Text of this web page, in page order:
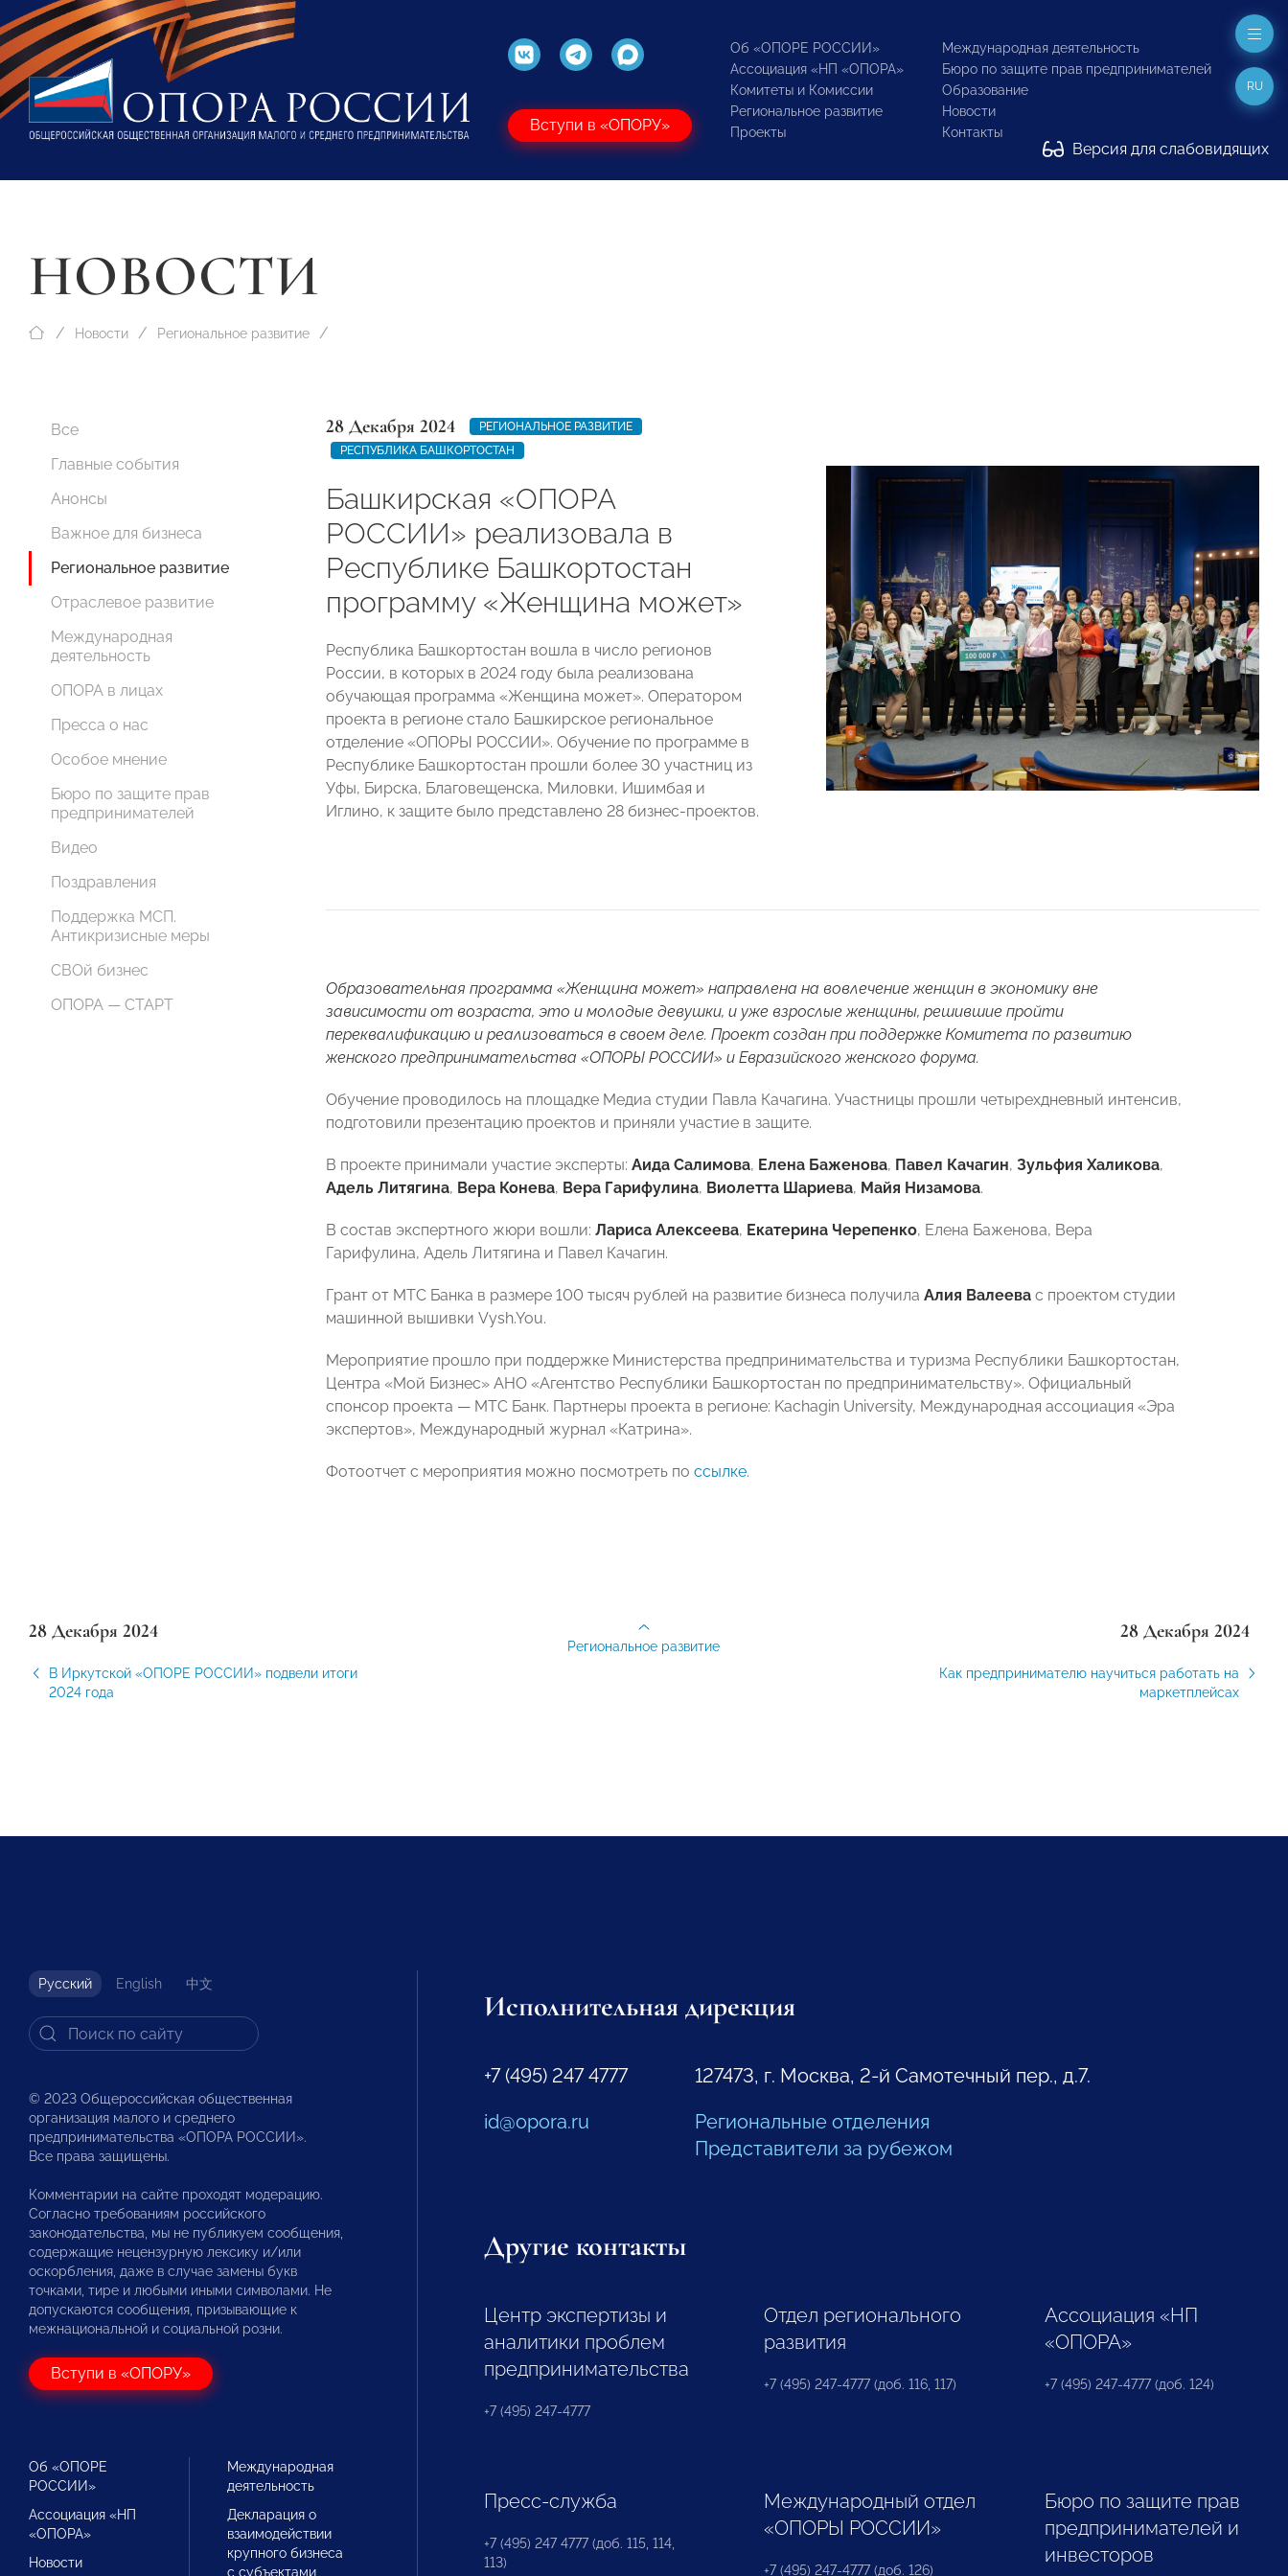
Вступи в «ОПОРУ»
Об «ОПОРЕ РОССИИ»
Ассоциация «НП «ОПОРА»
Комитеты и Комиссии
Региональное развитие
Проекты
Международная деятельность
Бюро по защите прав предпринимателей
Образование
Новости
Контакты
Версия для слабовидящих
RU
НОВОСТИ
Новости Региональное развитие
Все
Главные события
Анонсы
Важное для бизнеса
Региональное развитие
Отраслевое развитие
Международная
деятельность
ОПОРА в лицах
Пресса о нас
Особое мнение
Бюро по защите прав
предпринимателей
Видео
Поздравления
Поддержка МСП.
Антикризисные меры
СВОй бизнес
ОПОРА — СТАРТ
28 Декабря 2024
РЕГИОНАЛЬНОЕ РАЗВИТИЕ
РЕСПУБЛИКА БАШКОРТОСТАН
Башкирская «ОПОРА
РОССИИ» реализовала в
Республике Башкортостан
программу «Женщина может»
Республика Башкортостан вошла в число регионов
России, в которых в 2024 году была реализована
обучающая программа «Женщина может». Оператором
проекта в регионе стало Башкирское региональное
отделение «ОПОРЫ РОССИИ». Обучение по программе в
Республике Башкортостан прошли более 30 участниц из
Уфы, Бирска, Благовещенска, Миловки, Ишимбая и
Иглино, к защите было представлено 28 бизнес-проектов.
Образовательная программа «Женщина может» направлена на вовлечение женщин в экономику вне
зависимости от возраста, это и молодые девушки, и уже взрослые женщины, решившие пройти
переквалификацию и реализоваться в своем деле. Проект создан при поддержке Комитета по развитию
женского предпринимательства «ОПОРЫ РОССИИ» и Евразийского женского форума.
Обучение проводилось на площадке Медиа студии Павла Качагина. Участницы прошли четырехдневный интенсив,
подготовили презентацию проектов и приняли участие в защите.
В проекте принимали участие эксперты: Аида Салимова, Елена Баженова, Павел Качагин, Зульфия Халикова,
Адель Литягина, Вера Конева, Вера Гарифулина, Виолетта Шариева, Майя Низамова.
В состав экспертного жюри вошли: Лариса Алексеева, Екатерина Черепенко, Елена Баженова, Вера
Гарифулина, Адель Литягина и Павел Качагин.
Грант от МТС Банка в размере 100 тысяч рублей на развитие бизнеса получила Алия Валеева с проектом студии
машинной вышивки Vysh.You.
Мероприятие прошло при поддержке Министерства предпринимательства и туризма Республики Башкортостан,
Центра «Мой Бизнес» АНО «Агентство Республики Башкортостан по предпринимательству». Официальный
спонсор проекта — МТС Банк. Партнеры проекта в регионе: Kachagin University, Международная ассоциация «Эра
экспертов», Международный журнал «Катрина».
Фотоотчет с мероприятия можно посмотреть по ссылке.
28 Декабря 2024
В Иркутской «ОПОРЕ РОССИИ» подвели итоги
2024 года
28 Декабря 2024
Как предпринимателю научиться работать на
маркетплейсах
Региональное развитие
Русский English 中文
© 2023 Общероссийская общественная
организация малого и среднего
предпринимательства «ОПОРА РОССИИ».
Все права защищены.
Комментарии на сайте проходят модерацию.
Согласно требованиям российского
законодательства, мы не публикуем сообщения,
содержащие нецензурную лексику и/или
оскорбления, даже в случае замены букв
точками, тире и любыми иными символами. Не
допускаются сообщения, призывающие к
межнациональной и социальной розни.
Вступи в «ОПОРУ»
Об «ОПОРЕ
РОССИИ»
Ассоциация «НП
«ОПОРА»
Новости
Международная
деятельность
Декларация о
взаимодействии
крупного бизнеса
с субъектами
Исполнительная дирекция
+7 (495) 247 4777
id@opora.ru
127473, г. Москва, 2-й Самотечный пер., д.7.
Региональные отделения
Представители за рубежом
Другие контакты
Центр экспертизы и
аналитики проблем
предпринимательства
+7 (495) 247-4777
Отдел регионального
развития
+7 (495) 247-4777 (доб. 116, 117)
Ассоциация «НП
«ОПОРА»
+7 (495) 247-4777 (доб. 124)
Пресс-служба
+7 (495) 247 4777 (доб. 115, 114,
113)
Международный отдел
«ОПОРЫ РОССИИ»
+7 (495) 247-4777 (доб. 126)
Бюро по защите прав
предпринимателей и
инвесторов